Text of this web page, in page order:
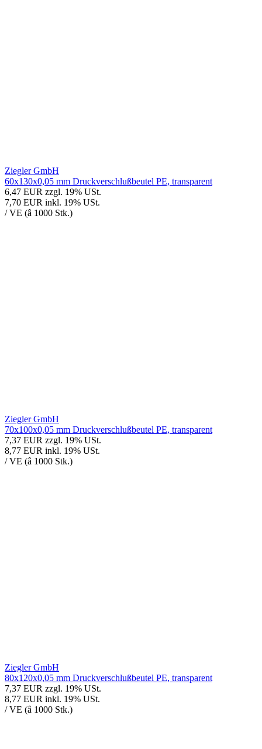
Ziegler GmbH
60x130x0,05 mm Druckverschlußbeutel PE, transparent
6,47 EUR zzgl. 19% USt.
7,70 EUR inkl. 19% USt.
/ VE (â 1000 Stk.)
Ziegler GmbH
70x100x0,05 mm Druckverschlußbeutel PE, transparent
7,37 EUR zzgl. 19% USt.
8,77 EUR inkl. 19% USt.
/ VE (â 1000 Stk.)
Ziegler GmbH
80x120x0,05 mm Druckverschlußbeutel PE, transparent
7,37 EUR zzgl. 19% USt.
8,77 EUR inkl. 19% USt.
/ VE (â 1000 Stk.)